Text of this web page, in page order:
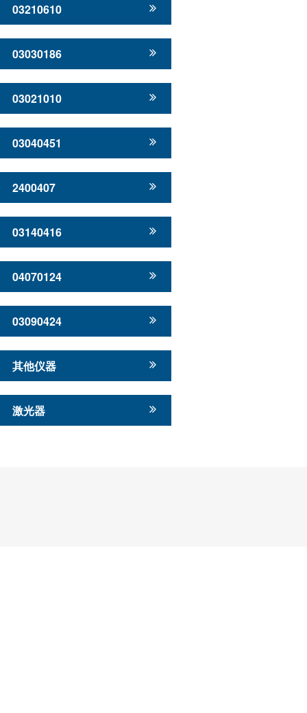
03210610
03030186
03021010
03040451
2400407
03140416
04070124
03090424
其他仪器
激光器